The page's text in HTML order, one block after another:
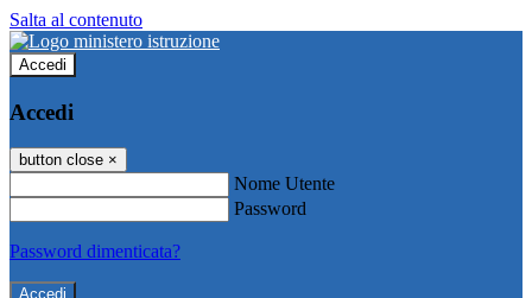
Salta al contenuto
Accedi
Accedi
button close ×
Nome Utente
Password
Password dimenticata?